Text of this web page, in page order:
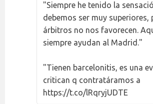
"Siempre he tenido la
debemos ser muy superiores,
árbitros no nos favorecen.
siempre ayudan al Madrid."
"Tienen barcelonitis, es una
critican q contratáramos a
https://t.co/lRqryjUDTE